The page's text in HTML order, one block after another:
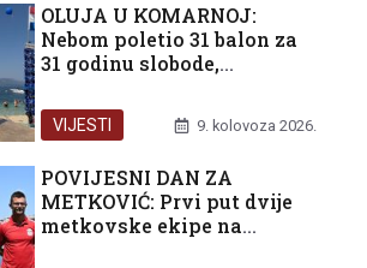
OLUJA U KOMARNOJ:
Nebom poletio 31 balon za
31 godinu slobode,
VIJESTI 9. kolovoza 2026.
POVIJESNI DAN ZA
METKOVIĆ: Prvi put dvije
metkovske ekipe na